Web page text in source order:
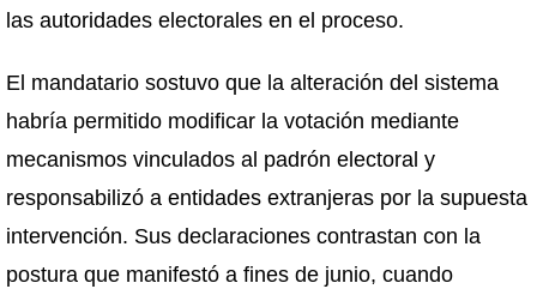
las autoridades electorales en el proceso.
El mandatario sostuvo que la alteración del sistema
habría permitido modificar la votación mediante
mecanismos vinculados al padrón electoral y
responsabilizó a entidades extranjeras por la supuesta
intervención. Sus declaraciones contrastan con la
postura que manifestó a fines de junio, cuando